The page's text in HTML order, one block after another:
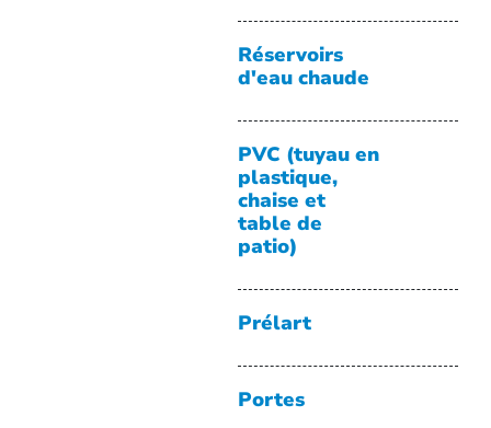
Réservoirs
d'eau chaude
PVC (tuyau en
plastique,
chaise et
table de
patio)
Prélart
Portes